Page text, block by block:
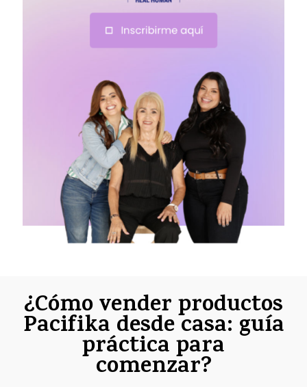
¿Cómo vender productos
Pacifika desde casa: guía
práctica para
comenzar?